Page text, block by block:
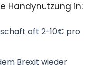
Handynutzung in:
oft 2-10€ pro
Brexit wieder